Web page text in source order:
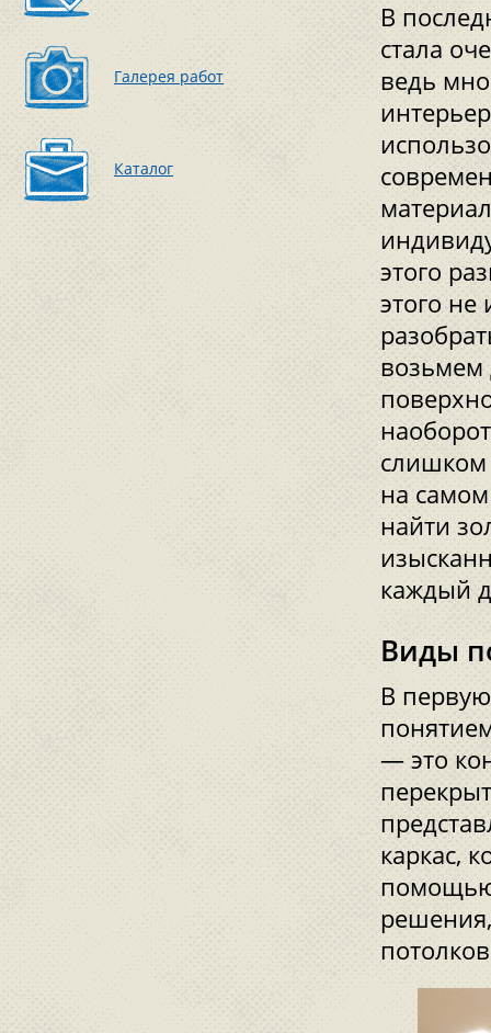
Галерея работ
Каталог
В
стала
ведь
этого
этого
возьмем
слишком
на самом
найти
каждый
Виды
В
— это
каркас,
помощью